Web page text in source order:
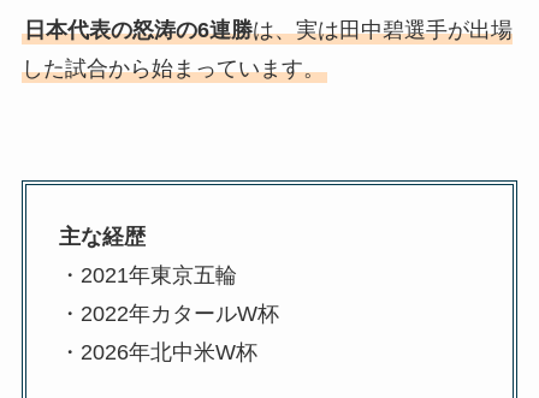
日本代表の怒涛の6連勝は、実は田中碧選手が出場
した試合から始まっています。
主な経歴
・2021年東京五輪
・2022年カタールW杯
・2026年北中米W杯